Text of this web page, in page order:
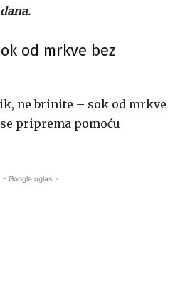
od mrkve bez
ne brinite – sok od mrkve
priprema pomoću
- Google oglasi -